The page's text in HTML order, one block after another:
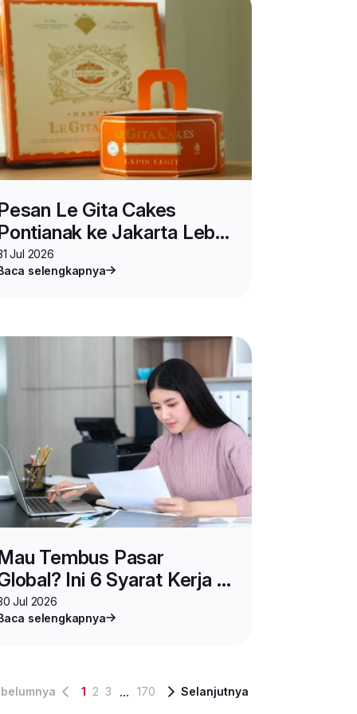
Le Gita Cakes
ke Jakarta Lebih
di Kulioner Lion
Jul 2026
selengkapnya
Tembus Pasar
Ini 6 Syarat Kerja &
di Luar Negeri!
Jul 2026
selengkapnya
1 2 3 ... 170 Selanjutnya